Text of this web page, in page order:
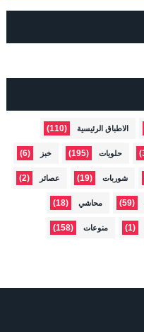
الاطباق الرئيسية (110)
حلويات (195) خبز (6)
شوربات (19) عصائر (2)
(59) محاشي (18)
(1) منوعات (158)